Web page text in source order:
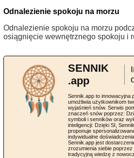
Odnalezienie spokoju na morzu
Odnalezienie spokoju na morzu
osiągnięcie wewnętrznego spokoju i
SENNIK
.app
Sennik.app to innowacyjna
umożliwia użytkownikom
wyjaśnień snów. Serwis
znaczeń snów poprzez:
symboli i senników oraz
inteligencji: Dzięki SI,
proponuje
indywidualne
Sennik.app jest
zrozumienia siebie poprzez
tradycyjną wiedzę z